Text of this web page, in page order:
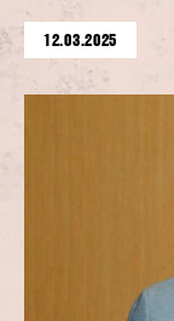
12.03.2025